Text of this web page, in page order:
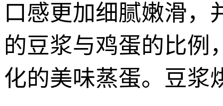
口感更加细腻嫩滑，
的豆浆与鸡蛋的比例
化的美味蒸蛋。豆浆